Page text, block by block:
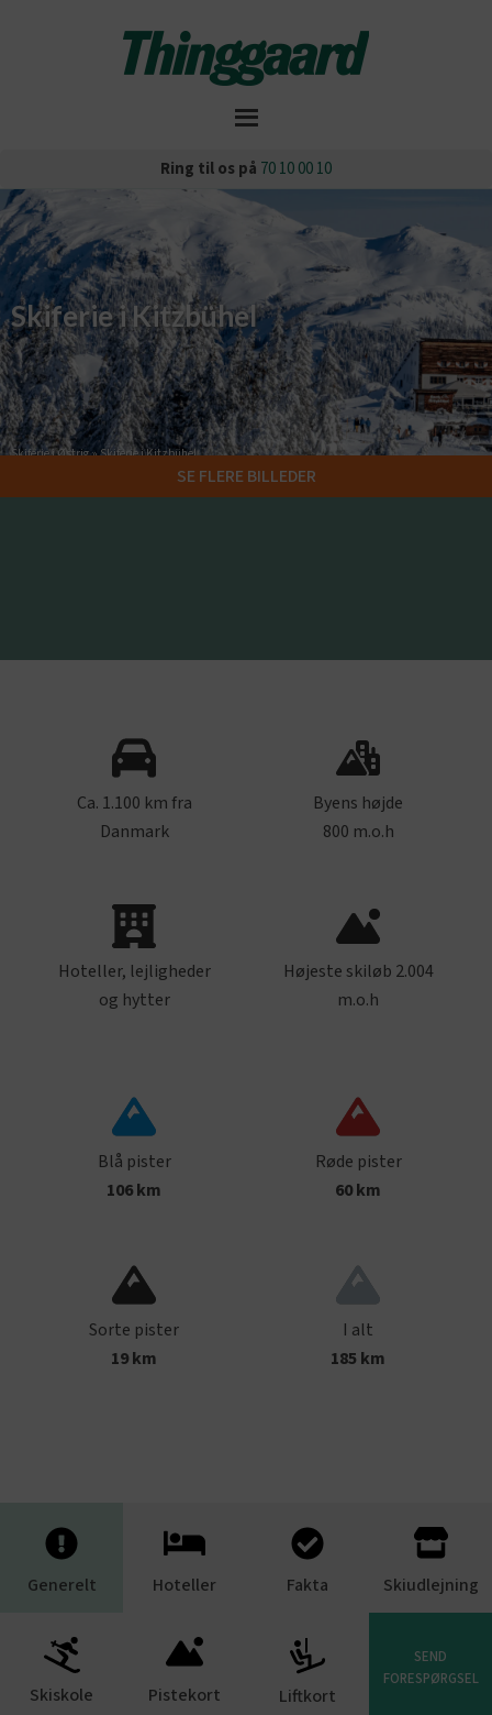
Ring til os på 70 10 00 10
Skiferie i Kitzbühel
SE FLERE BILLEDER
Skiferie i Østrig»Skiferie i Kitzbühel
Ca. 1.100 km fra
Danmark
Byens højde
800 m.o.h
Hoteller, lejligheder
og hytter
Højeste skiløb 2.004
m.o.h
Blå pister
106km
Røde pister
60 km
Sorte pister
19 km
I alt
185 km
Generelt Hoteller Fakta Skiudlejning
Skiskole Pistekort Liftkort
SEND
FORESPØRGSEL